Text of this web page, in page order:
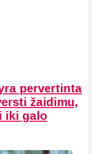
pervertinta
žaidimu,
iki galo